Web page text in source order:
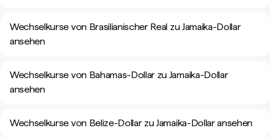
Wechselkurse von Brasilianischer Real zu Jamaika-Dollar
ansehen
Wechselkurse von Bahamas-Dollar zu Jamaika-Dollar
ansehen
Wechselkurse von Belize-Dollar zu Jamaika-Dollar ansehen